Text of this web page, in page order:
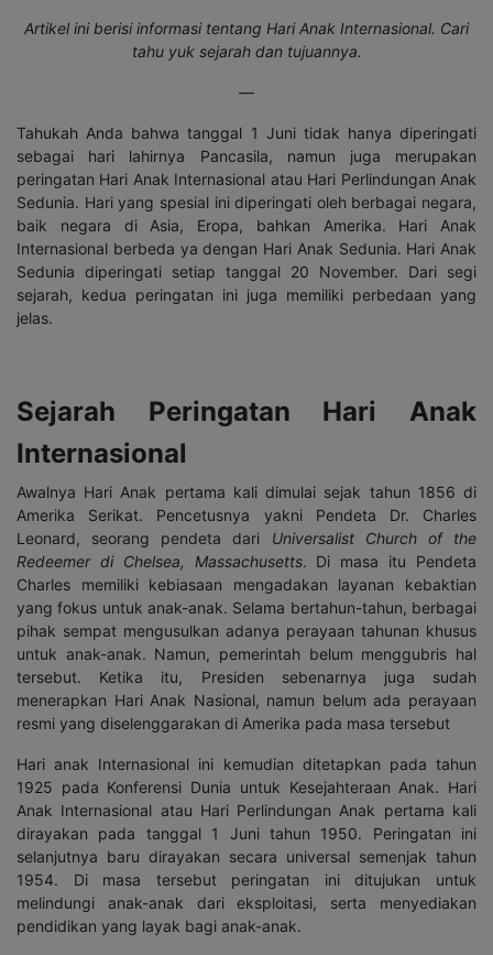
Artikel ini berisi informasi tentang Hari Anak Internasional. Cari
tahu yuk sejarah dan tujuannya.
—
Tahukah Anda bahwa tanggal 1 Juni tidak hanya diperingati
sebagai hari lahirnya Pancasila, namun juga merupakan
peringatan Hari Anak Internasional atau Hari Perlindungan Anak
Sedunia. Hari yang spesial ini diperingati oleh berbagai negara,
baik negara di Asia, Eropa, bahkan Amerika. Hari Anak
Internasional berbeda ya dengan Hari Anak Sedunia. Hari Anak
Sedunia diperingati setiap tanggal 20 November. Dari segi
sejarah, kedua peringatan ini juga memiliki perbedaan yang
jelas.
Sejarah Peringatan Hari Anak
Internasional
Awalnya Hari Anak pertama kali dimulai sejak tahun 1856 di
Amerika Serikat. Pencetusnya yakni Pendeta Dr. Charles
Leonard, seorang pendeta dari Universalist Church of the
Redeemer di Chelsea, Massachusetts. Di masa itu Pendeta
Charles memiliki kebiasaan mengadakan layanan kebaktian
yang fokus untuk anak-anak. Selama bertahun-tahun, berbagai
pihak sempat mengusulkan adanya perayaan tahunan khusus
untuk anak-anak. Namun, pemerintah belum menggubris hal
tersebut. Ketika itu, Presiden sebenarnya juga sudah
menerapkan Hari Anak Nasional, namun belum ada perayaan
resmi yang diselenggarakan di Amerika pada masa tersebut
Hari anak Internasional ini kemudian ditetapkan pada tahun
1925 pada Konferensi Dunia untuk Kesejahteraan Anak. Hari
Anak Internasional atau Hari Perlindungan Anak pertama kali
dirayakan pada tanggal 1 Juni tahun 1950. Peringatan ini
selanjutnya baru dirayakan secara universal semenjak tahun
1954. Di masa tersebut peringatan ini ditujukan untuk
melindungi anak-anak dari eksploitasi, serta menyediakan
pendidikan yang layak bagi anak-anak.